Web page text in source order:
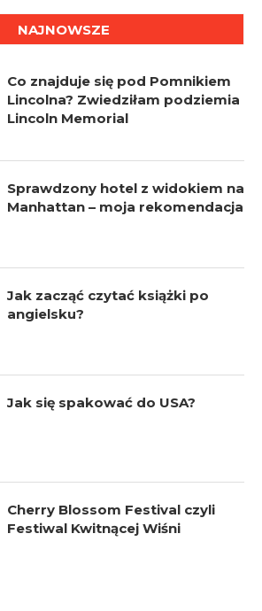
NAJNOWSZE
Co znajduje się pod Pomnikiem
Lincolna? Zwiedziłam podziemia
Lincoln Memorial
Sprawdzony hotel z widokiem na
Manhattan – moja rekomendacja
Jak zacząć czytać książki po
angielsku?
Jak się spakować do USA?
Cherry Blossom Festival czyli
Festiwal Kwitnącej Wiśni